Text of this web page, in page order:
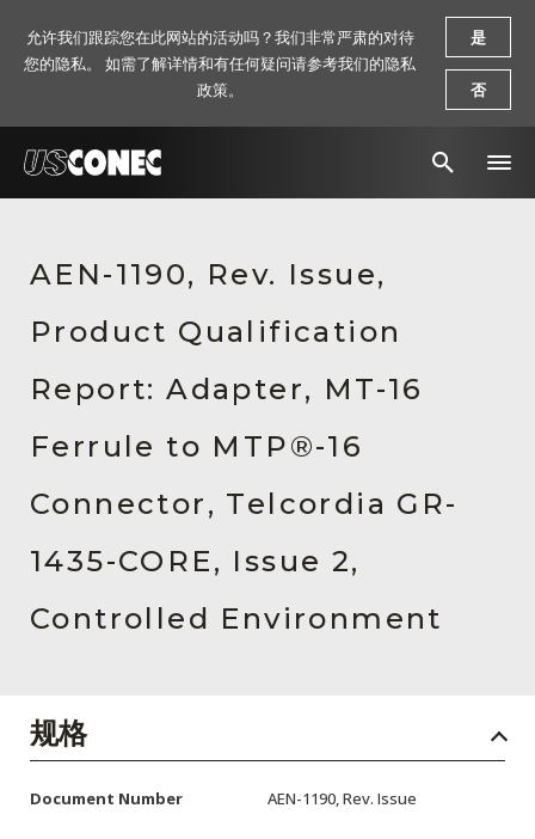
解决方案
产品
资源
关于我们
新闻稿
活动信息
AEN-1190, Rev. Issue,
Product Qualification
Report: Adapter, MT-16
Ferrule to MTP®-16
Connector, Telcordia GR-
1435-CORE, Issue 2,
Controlled Environment
规格
Document Number AEN-1190, Rev. Issue
允许我们跟踪您在此网站的活动吗？我们非常严肃的对待
您的隐私。 如需了解详情和有任何疑问请参考我们的隐私
政策。
是
否